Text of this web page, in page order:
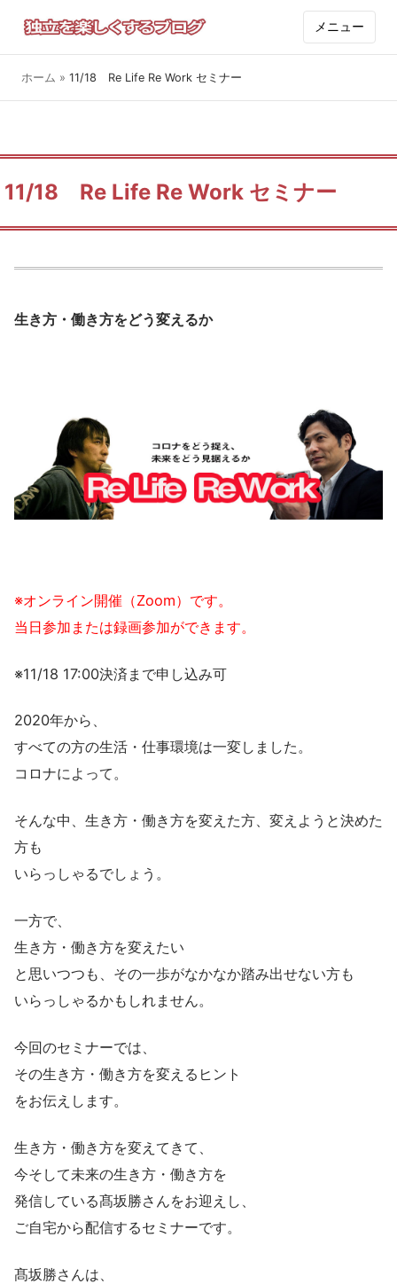
メニュー
ホーム » 11/18 Re Life Re Work セミナー
11/18 Re Life Re Work セミナー
生き方・働き方をどう変えるか
※オンライン開催（Zoom）です。
当日参加または録画参加ができます。
※11/18 17:00決済まで申し込み可
2020年から、
すべての方の生活・仕事環境は一変しました。
コロナによって。
そんな中、生き方・働き方を変えた方、変えようと決めた
方も
いらっしゃるでしょう。
一方で、
生き方・働き方を変えたい
と思いつつも、その一歩がなかなか踏み出せない方も
いらっしゃるかもしれません。
今回のセミナーでは、
その生き方・働き方を変えるヒント
をお伝えします。
生き方・働き方を変えてきて、
今そして未来の生き方・働き方を
発信している髙坂勝さんをお迎えし、
ご自宅から配信するセミナーです。
髙坂勝さんは、